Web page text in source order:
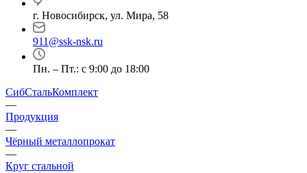
г. Новосибирск, ул. Мира, 58
911@ssk-nsk.ru
Пн. – Пт.: с 9:00 до 18:00
СибСтальКомплект
—
Продукция
—
Чёрный металлопрокат
—
Круг стальной